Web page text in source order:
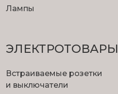
Лампы
ЭЛЕКТРОТОВАРЫ
Встраиваемые розетки
и выключатели